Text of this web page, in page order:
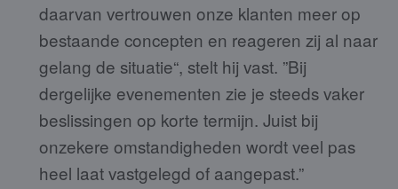
daarvan vertrouwen onze klanten meer op
bestaande concepten en reageren zij al naar
gelang de situatie“, stelt hij vast. ”Bij
dergelijke evenementen zie je steeds vaker
beslissingen op korte termijn. Juist bij
onzekere omstandigheden wordt veel pas
heel laat vastgelegd of aangepast.”